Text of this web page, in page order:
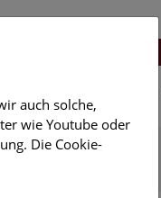
auch solche,
wie Youtube oder
Die Cookie-